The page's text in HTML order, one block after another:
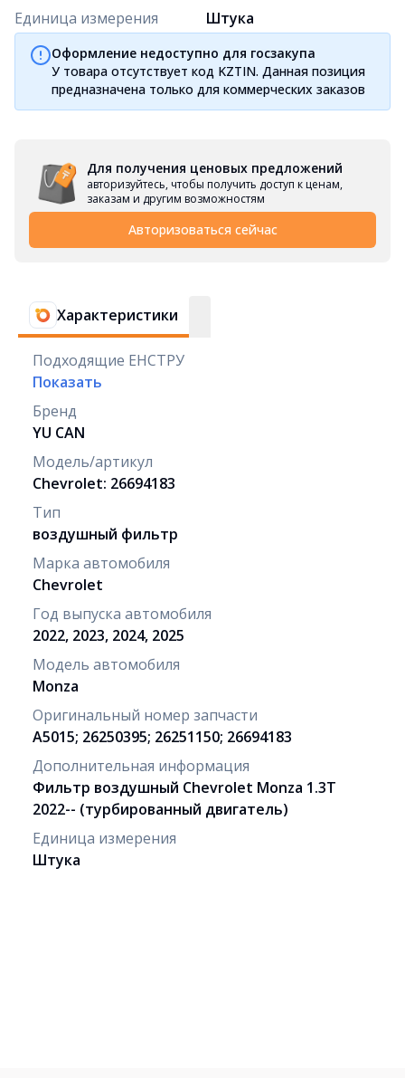
Единица измерения
Штука
Оформление недоступно для госзакупа
У товара отсутствует код KZTIN. Данная позиция
предназначена только для коммерческих заказов
Для получения ценовых предложений
авторизуйтесь, чтобы получить доступ к ценам,
заказам и другим возможностям
Авторизоваться сейчас
Характеристики
Подходящие ЕНСТРУ
Показать
Бренд
YU CAN
Модель/артикул
Chevrolet: 26694183
Тип
воздушный фильтр
Марка автомобиля
Chevrolet
Год выпуска автомобиля
2022, 2023, 2024, 2025
Модель автомобиля
Monza
Оригинальный номер запчасти
A5015; 26250395; 26251150; 26694183
Дополнительная информация
Фильтр воздушный Chevrolet Monza 1.3T
2022-- (турбированный двигатель)
Единица измерения
Штука